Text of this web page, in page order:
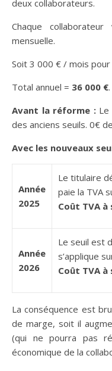
deux collaborateurs.
Chaque collaborateur
mensuelle.
Soit 3 000 € / mois
Total annuel = 36 000 €.
Avant la réforme :Le
des anciens seuils. 0€
Avec les nouveaux
Année
2025
Le titulaire
paie la TVA
Coût TVA
Année
2026
Le seuil est
s’applique
Coût TVA
La conséquence est
de marge, soit il
(qui ne pourra pas
économique de la